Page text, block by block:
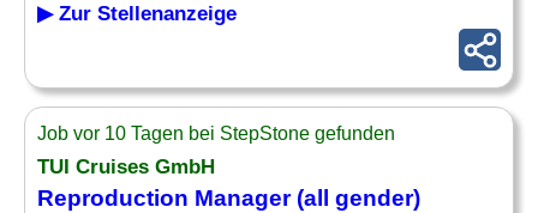
▶ Zur Stellenanzeige
Job vor 10 Tagen bei StepStone gefunden
TUI Cruises GmbH
Reproduction Manager(all gender)